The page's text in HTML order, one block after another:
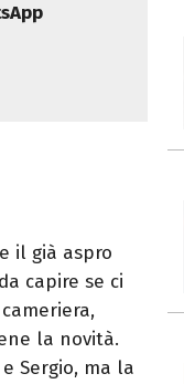
il già aspro
capire se ci
la novità.
Sergio, ma la